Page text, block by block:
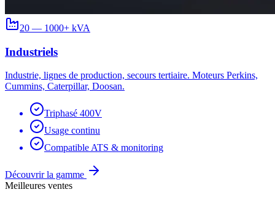
20 — 1000+ kVA
Industriels
Industrie, lignes de production, secours tertiaire. Moteurs Perkins,
Cummins, Caterpillar, Doosan.
Triphasé 400V
Usage continu
Compatible ATS & monitoring
Découvrir la gamme
Meilleures ventes